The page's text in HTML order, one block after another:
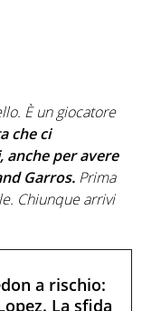
È un giocatore
che ci
anche per avere
Garros. Prima
Chiunque arrivi
a rischio:
La sfida